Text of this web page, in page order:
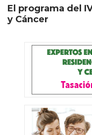
El programa del
y Cáncer